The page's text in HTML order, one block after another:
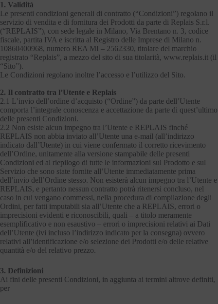
1. Validità
Le presenti condizioni generali di contratto (“Condizioni”) regolano il
servizio di vendita e di fornitura dei Prodotti da parte di Replais S.r.l.
(“REPLAIS”), con sede legale in Milano, Via Brentano n. 3, codice
fiscale, partita IVA e iscritta al Registro delle Imprese di Milano n.
10860400968, numero REA MI – 2562330, titolare del marchio
registrato “Replais”, a mezzo del sito di sua titolarità, www.replais.it (il
“Sito”).
Le Condizioni regolano inoltre l’accesso e l’utilizzo del Sito.
2. Il contratto tra l’Utente e Replais
2.1 L’invio dell’ordine d’acquisto (“Ordine”) da parte dell’Utente
comporta l’integrale conoscenza e accettazione da parte di quest’ultimo
delle presenti Condizioni.
2.2 Non esiste alcun impegno tra l’Utente e REPLAIS finché
REPLAIS non abbia inviato all’Utente una e-mail (all’indirizzo
indicato dall’Utente) in cui viene confermato il corretto ricevimento
dell’Ordine, unitamente alla versione stampabile delle presenti
Condizioni ed al riepilogo di tutte le informazioni sul Prodotto e sul
Servizio che sono state fornite all’Utente immediatamente prima
dell’invio dell’Ordine stesso. Non esisterà alcun impegno tra l’Utente e
REPLAIS, e pertanto nessun contratto potrà ritenersi concluso, nel
caso in cui vengano commessi, nella procedura di compilazione degli
Ordini, per fatti imputabili sia all’Utente che a REPLAIS, errori o
imprecisioni evidenti e riconoscibili, quali – a titolo meramente
esemplificativo e non esaustivo – errori o imprecisioni relativi ai Dati
dell’Utente (ivi incluso l’indirizzo indicato per la consegna) ovvero
relativi all’identificazione e/o selezione dei Prodotti e/o delle relative
quantità e/o del relativo prezzo.
3. Definizioni
Ai fini delle presenti Condizioni, in aggiunta ai termini altrove definiti,
per